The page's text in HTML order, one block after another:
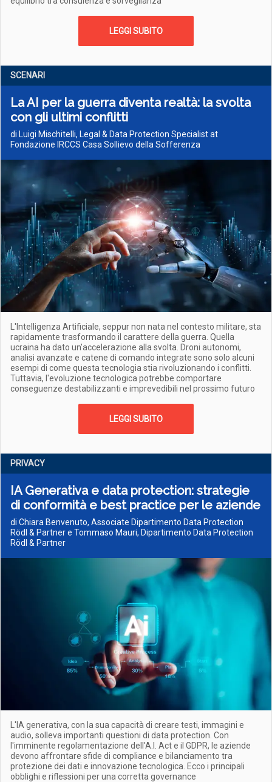
LEGGI SUBITO
SCENARI
La AI per la guerra diventa realtà: la svolta
con gli ultimi conflitti
di Luigi Mischitelli, Legal & Data Protection Specialist at
Fondazione IRCCS Casa Sollievo della Sofferenza
L'Intelligenza Artificiale, seppur non nata nel contesto militare, sta
rapidamente trasformando il carattere della guerra. Quella
ucraina ha dato un'accelerazione alla svolta. Droni autonomi,
analisi avanzate e catene di comando integrate sono solo alcuni
esempi di come questa tecnologia stia rivoluzionando i conflitti.
Tuttavia, l'evoluzione tecnologica potrebbe comportare
conseguenze destabilizzanti e imprevedibili nel prossimo futuro
LEGGI SUBITO
PRIVACY
IA Generativa e data protection: strategie
di conformità e best practice per le aziende
di Chiara Benvenuto, Associate Dipartimento Data Protection
Rödl & Partner e Tommaso Mauri, Dipartimento Data Protection
Rödl & Partner
L'IA generativa, con la sua capacità di creare testi, immagini e
audio, solleva importanti questioni di data protection. Con
l'imminente regolamentazione dell'A.I. Act e il GDPR, le aziende
devono affrontare sfide di compliance e bilanciamento tra
protezione dei dati e innovazione tecnologica. Ecco i principali
obblighi e riflessioni per una corretta governance